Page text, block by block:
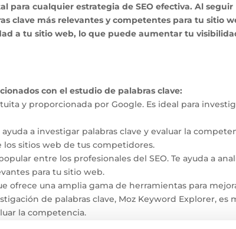
para cualquier estrategia de SEO efectiva. Al seguir
clave más relevantes y competentes para tu sitio
a tu sitio web, lo que puede aumentar tu
con el estudio de palabras clave:
y proporcionada por Google. Es ideal para
a investigar palabras clave y evaluar la
sitios web de tus competidores.
entre los profesionales del SEO. Te ayuda a
para tu sitio web.
ofrece una amplia gama de herramientas para
de palabras clave, Moz Keyword Explorer, es
la competencia.